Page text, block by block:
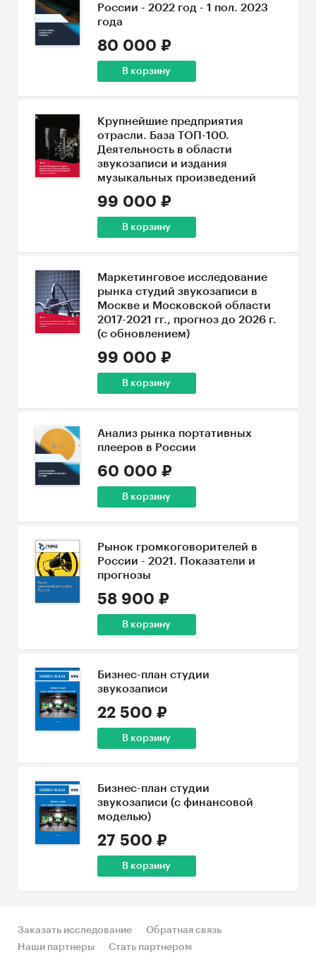
России - 2022 год - 1 пол. 2023
года
80 000 ₽
В корзину
Крупнейшие предприятия
отрасли. База ТОП-100.
Деятельность в области
звукозаписи и издания
музыкальных произведений
99 000 ₽
В корзину
Маркетинговое исследование
рынка студий звукозаписи в
Москве и Московской области
2017-2021 гг., прогноз до 2026 г.
(с обновлением)
99 000 ₽
В корзину
Анализ рынка портативных
плееров в России
60 000 ₽
В корзину
Рынок громкоговорителей в
России - 2021. Показатели и
прогнозы
58 900 ₽
В корзину
Бизнес-план студии
звукозаписи
22 500 ₽
В корзину
Бизнес-план студии
звукозаписи (с финансовой
моделью)
27 500 ₽
В корзину
Заказать исследование
Обратная связь
Наши партнеры
Стать партнером